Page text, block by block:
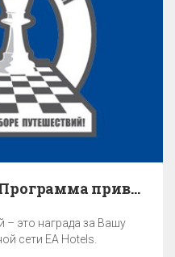
EA Benefit Program - Программа привилегий
– это награда за Вашу
сети EA Hotels.